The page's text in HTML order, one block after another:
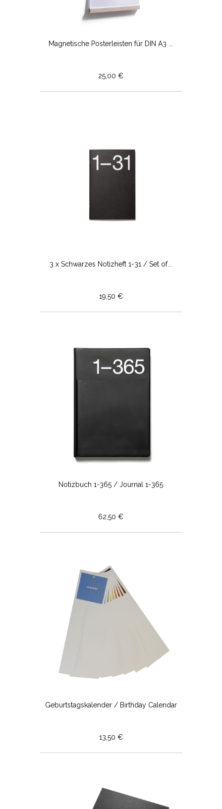
Magnetische Posterleisten für DIN A3 ...
25,00 €
3 x Schwarzes Notizheft 1-31 / Set of...
19,50 €
Notizbuch 1-365 / Journal 1-365
62,50 €
Geburtstagskalender / Birthday Calendar
13,50 €